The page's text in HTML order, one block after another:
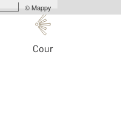
©Mappy
Cour